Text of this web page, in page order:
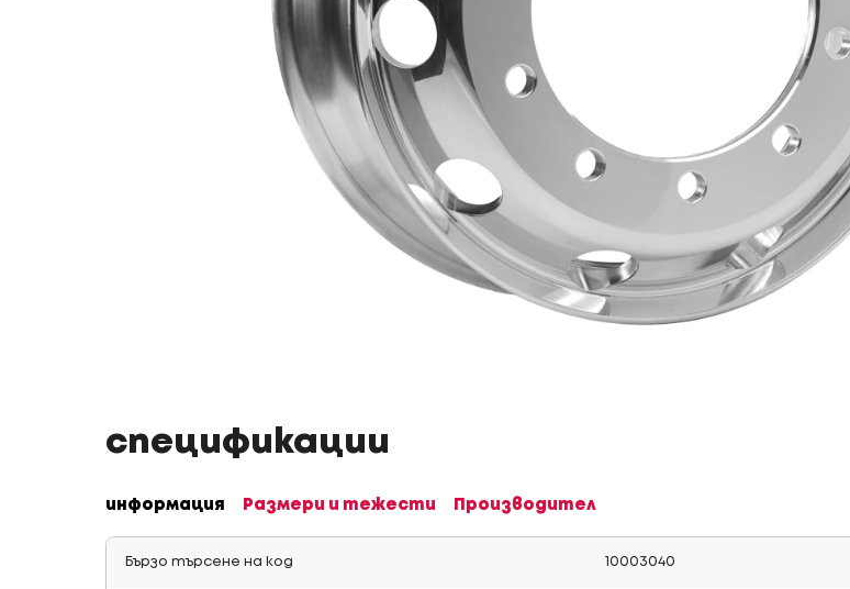
спецификации
информация Размери и тежести Производител
Бързо търсене на код 10003040